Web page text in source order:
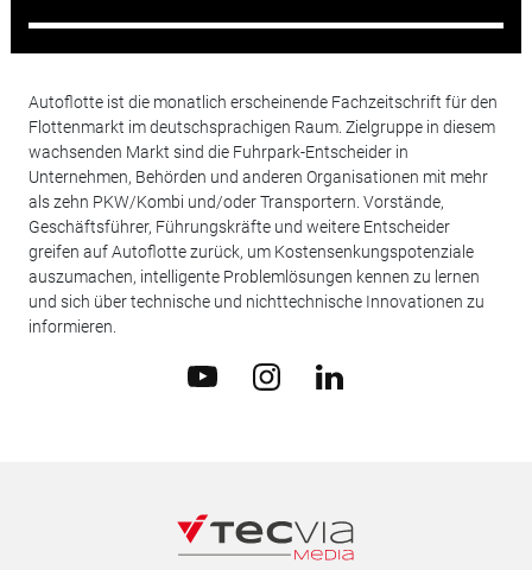
Autoflotte ist die monatlich erscheinende Fachzeitschrift für den
Flottenmarkt im deutschsprachigen Raum. Zielgruppe in diesem
wachsenden Markt sind die Fuhrpark-Entscheider in
Unternehmen, Behörden und anderen Organisationen mit mehr
als zehn PKW/Kombi und/oder Transportern. Vorstände,
Geschäftsführer, Führungskräfte und weitere Entscheider
greifen auf Autoflotte zurück, um Kostensenkungspotenziale
auszumachen, intelligente Problemlösungen kennen zu lernen
und sich über technische und nichttechnische Innovationen zu
informieren.